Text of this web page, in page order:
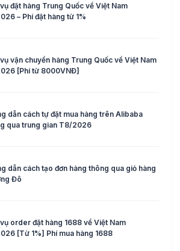
đặt hàng Trung Quốc về Việt Nam
– Phí đặt hàng từ 1%
vận chuyển hàng Trung Quốc về Việt Nam
[Phí từ 8000VNĐ]
dẫn cách tự đặt mua hàng trên Alibaba
qua trung gian T8/2026
dẫn cách tạo đơn hàng thông qua giỏ hàng
Đô
order đặt hàng 1688 về Việt Nam
[Từ 1%] Phí mua hàng 1688